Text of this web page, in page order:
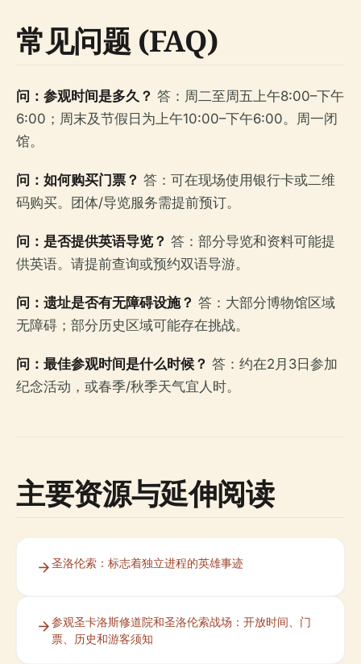
常见问题 (FAQ)
问：参观时间是多久？ 答：周二至周五上午8:00–下午
6:00；周末及节假日为上午10:00–下午6:00。周一闭
馆。
问：如何购买门票？ 答：可在现场使用银行卡或二维
码购买。团体/导览服务需提前预订。
问：是否提供英语导览？ 答：部分导览和资料可能提
供英语。请提前查询或预约双语导游。
问：遗址是否有无障碍设施？ 答：大部分博物馆区域
无障碍；部分历史区域可能存在挑战。
问：最佳参观时间是什么时候？ 答：约在2月3日参加
纪念活动，或春季/秋季天气宜人时。
主要资源与延伸阅读
圣洛伦索：标志着独立进程的英雄事迹
参观圣卡洛斯修道院和圣洛伦索战场：开放时间、门
票、历史和游客须知